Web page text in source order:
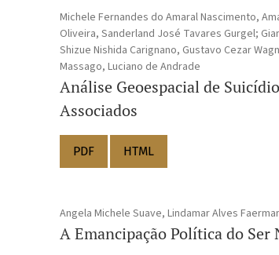
Michele Fernandes do Amaral Nascimento,
Oliveira, Sanderland José Tavares Gurgel;
Shizue Nishida Carignano, Gustavo Cezar
Massago, Luciano de Andrade
Análise Geoespacial de
Associados
PDF HTML
Angela Michele Suave, Lindamar Alves
A Emancipação Política do Ser